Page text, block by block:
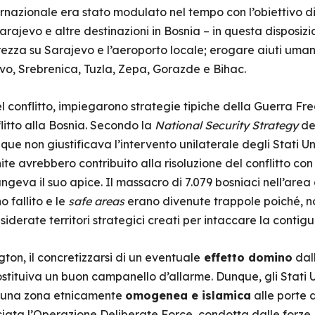
era stato modulato nel tempo con l’obiettivo
e altre destinazioni in Bosnia – in questa
su Sarajevo e l’aeroporto locale; erogare aiuti
Srebrenica, Tuzla, Zepa, Gorazde e Bihac.
conflitto, impiegarono strategie tipiche della Guerra
alla Bosnia. Secondo la National Security Strategy
non giustificava l’intervento unilaterale degli Stati
avrebbero contribuito alla risoluzione del conflitto
il suo apice. Il massacro di 7.079 bosniaci
fallito e le safe areaserano divenute trappole poiché,
territori strategici creati per intaccare la
il concretizzarsi di un eventuale effetto domino
un buon campanello d’allarme. Dunque, gli Stati
zona etnicamente omogenea e islamica alle porte